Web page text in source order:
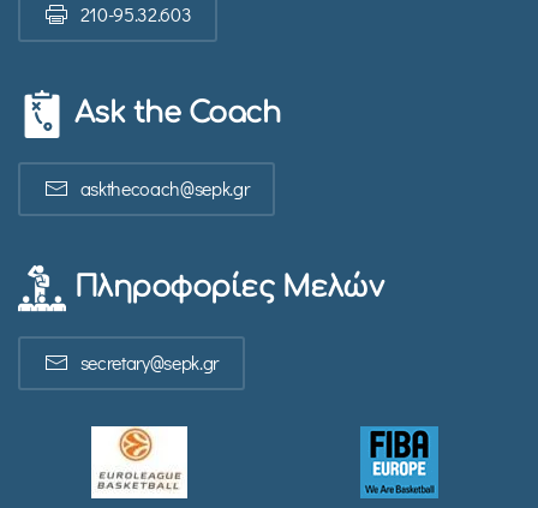
210-95.32.603
Ask the Coach
askthecoach@sepk.gr
Πληροφορίες Μελών
secretary@sepk.gr